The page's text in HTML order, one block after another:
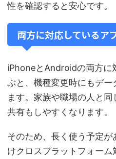
性を確認すると安心です。
両方に対応しているア
iPhoneとAndroidの両方に
ぶと、機種変更時にもデー
ます。家族や職場の人と
共有もしやすくなります。
そのため、長く使う予定
けクロスプラットフォーム